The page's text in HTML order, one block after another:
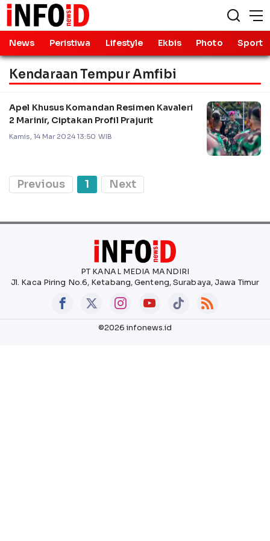
News Peristiwa Lifestyle Ekbis Photo Sport
Kendaraan Tempur Amfibi
Apel Khusus Komandan Resimen Kavaleri
2 Marinir, Ciptakan Profil Prajurit
Kamis, 14 Mar 2024 13:50 WIB
Previous 1 Next
PT KANAL MEDIA MANDIRI
Jl. Kaca Piring No.6, Ketabang, Genteng, Surabaya, Jawa Timur
©2026 infonews.id